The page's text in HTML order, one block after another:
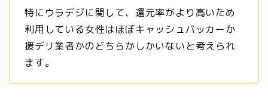
特にウラデジに関して、還元率がより高いため
利用している女性はほぼキャッシュバッカーか
援デリ業者かのどちらかしかいないと考えられ
ます。